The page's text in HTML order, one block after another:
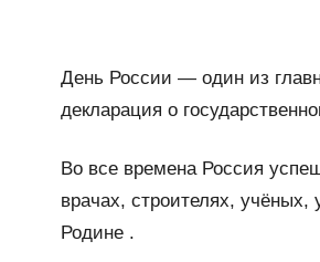
День России — один из
декларация о
Во все времена Россия
врачах, строителях,
Родине .